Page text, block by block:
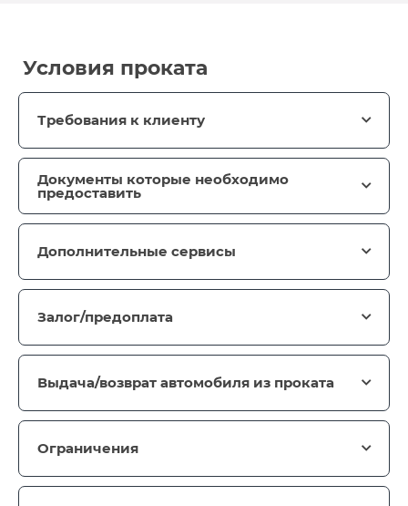
Условия проката
Требования к клиенту
Документы которые необходимо
предоставить
Дополнительные сервисы
Залог/предоплата
Выдача/возврат автомобиля из проката
Ограничения